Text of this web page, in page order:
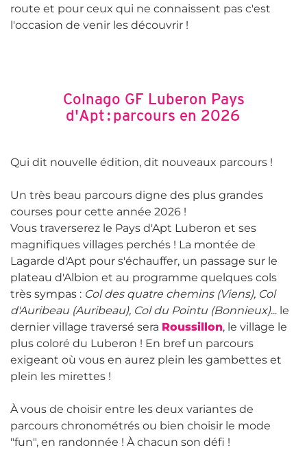
route et pour ceux qui ne connaissent pas c'est
l'occasion de venir les découvrir !
Colnago GF Luberon Pays
d'Apt : parcours en 2026
Qui dit nouvelle édition, dit nouveaux parcours !
Un très beau parcours digne des plus grandes
courses pour cette année 2026 !
Vous traverserez le Pays d'Apt Luberon et ses
magnifiques villages perchés ! La montée de
Lagarde d'Apt pour s'échauffer, un passage sur le
plateau d'Albion et au programme quelques cols
très sympas : Col des quatre chemins (Viens), Col
d'Auribeau (Auribeau), Col du Pointu (Bonnieux)... le
dernier village traversé sera Roussillon, le village le
plus coloré du Luberon ! En bref un parcours
exigeant où vous en aurez plein les gambettes et
plein les mirettes !
À vous de choisir entre les deux variantes de
parcours chronométrés ou bien choisir le mode
"fun", en randonnée ! À chacun son défi !